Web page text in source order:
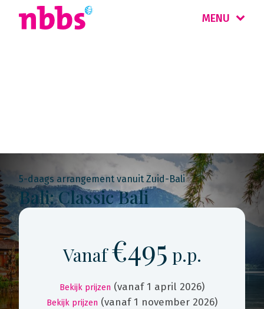
MENU
5-daags arrangement vanuit Zuid-Bali
Bali: Classic Bali
Vanaf€495 p.p.
Bekijk prijzen (vanaf 1 april 2026)
Bekijk prijzen (vanaf 1 november 2026)